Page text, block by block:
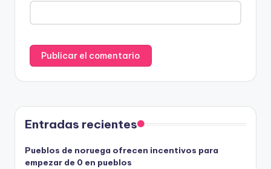
Entradas recientes
Pueblos de noruega ofrecen incentivos para
empezar de 0 en pueblos